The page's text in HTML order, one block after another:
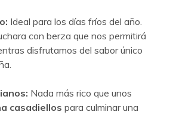
Ideal para los días fríos del año.
con berza que nos permitirá
disfrutamos del sabor único
Nada más rico que unos
casadiellos para culminar una